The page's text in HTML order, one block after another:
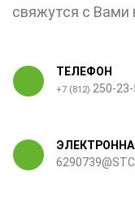
свяжутся с
ТЕЛЕФОН
+7 (812) 250-23-